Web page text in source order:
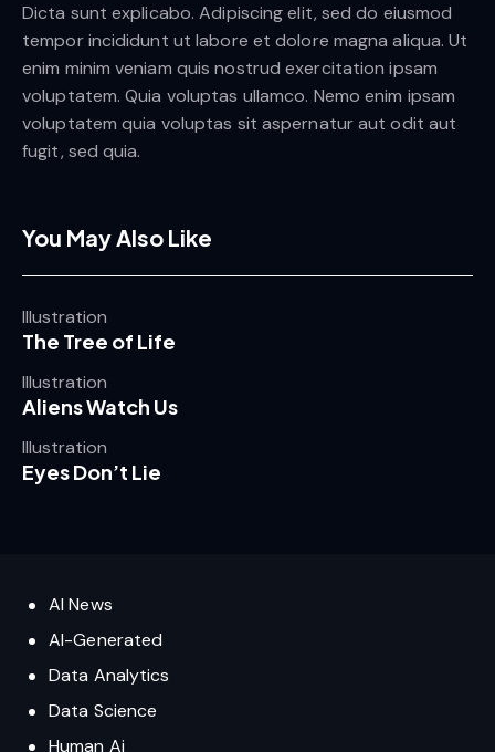
Dicta sunt explicabo. Adipiscing elit, sed do eiusmod
tempor incididunt ut labore et dolore magna aliqua. Ut
enim minim veniam quis nostrud exercitation ipsam
voluptatem. Quia voluptas ullamco. Nemo enim ipsam
voluptatem quia voluptas sit aspernatur aut odit aut
fugit, sed quia.
You May Also Like
Illustration
The Tree of Life
Illustration
Aliens Watch Us
Illustration
Eyes Don’t Lie
AI News
AI-Generated
Data Analytics
Data Science
Human Ai